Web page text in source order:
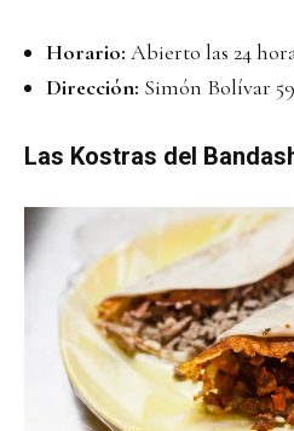
Horario: Abierto las 24
Dirección: Simón Bolívar
Las Kostras del